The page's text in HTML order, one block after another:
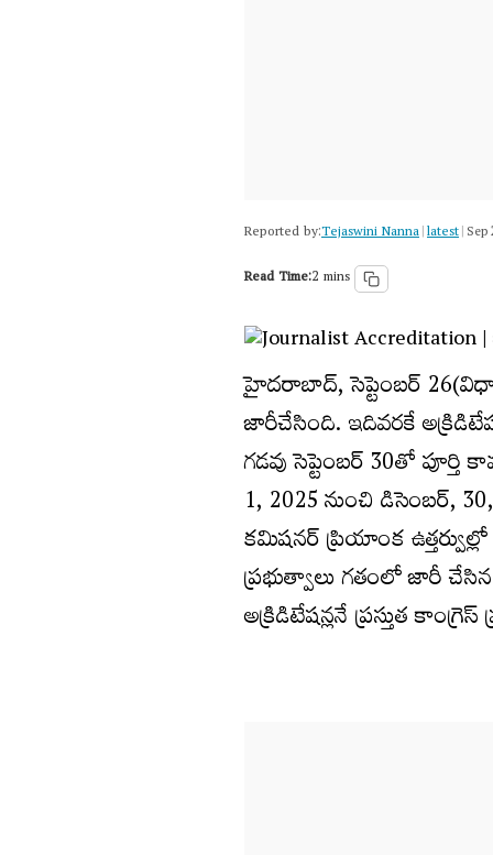
Reported by:Tejaswini Nanna|latest|
Read Time:2 mins
హైదరాబాద్, సెప్టెంబర్ 26(విధాత):
జారీచేసింది. ఇదివరకే
గడవు సెప్టెంబర్ 30తో పూర్తి
1, 2025 నుంచి డిసెంబర్,
కమిషనర్ ప్రియాంక
ప్రభుత్వాలు గతంలో జారీ
అక్రిడిటేషన్లనే ప్రస్తుత